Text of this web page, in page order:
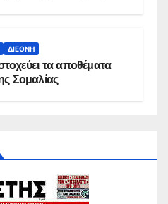
ΔΙΕΘΝΉ
τα αποθέματα
Σομαλίας